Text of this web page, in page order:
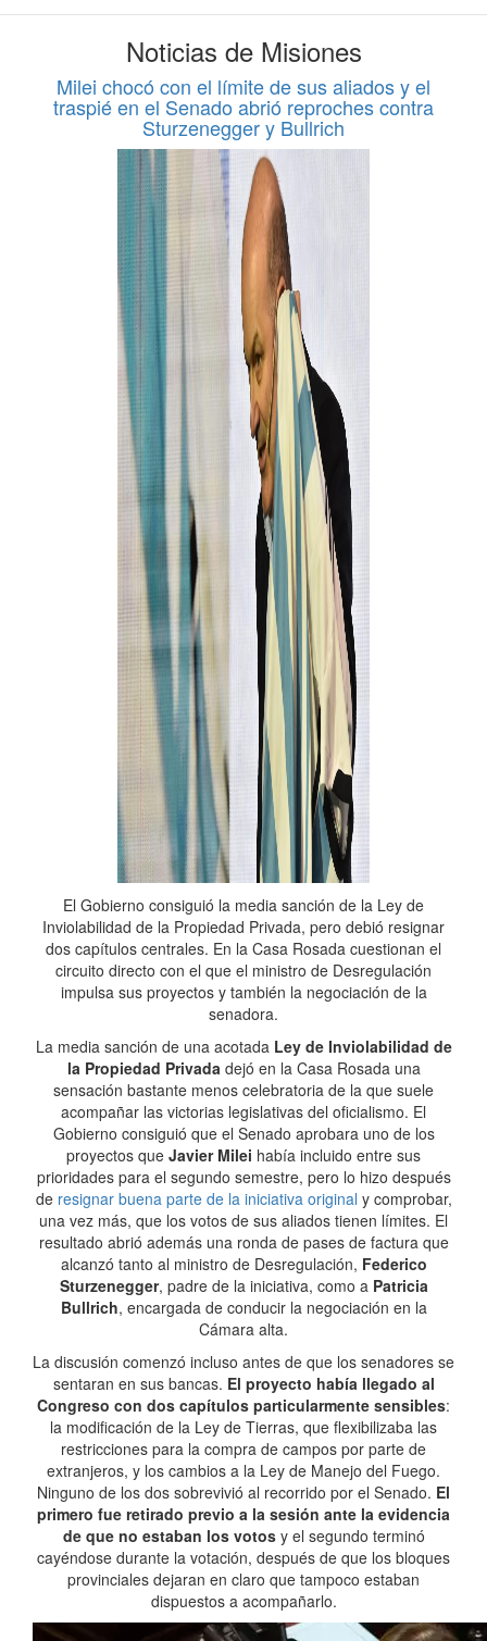
Noticias de Misiones
Milei chocó con el límite de sus aliados y el
traspié en el Senado abrió reproches contra
Sturzenegger y Bullrich
El Gobierno consiguió la media sanción de la Ley de
Inviolabilidad de la Propiedad Privada, pero debió resignar
dos capítulos centrales. En la Casa Rosada cuestionan el
circuito directo con el que el ministro de Desregulación
impulsa sus proyectos y también la negociación de la
senadora.
La media sanción de una acotada Ley de Inviolabilidad de
la Propiedad Privadadejó en la Casa Rosada una
sensación bastante menos celebratoria de la que suele
acompañar las victorias legislativas del oficialismo. El
Gobierno consiguió que el Senado aprobara uno de los
proyectos que Javier Milei había incluido entre sus
prioridades para el segundo semestre, pero lo hizo después
de resignar buena parte de la iniciativa original y comprobar,
una vez más, que los votos de sus aliados tienen límites. El
resultado abrió además una ronda de pases de factura que
alcanzó tanto al ministro de Desregulación, Federico
Sturzenegger, padre de la iniciativa, como a Patricia
Bullrich, encargada de conducir la negociación en la
Cámara alta.
La discusión comenzó incluso antes de que los senadores se
sentaran en sus bancas. El proyecto había llegado al
Congreso con dos capítulos particularmente sensibles:
la modificación de la Ley de Tierras, que flexibilizaba las
restricciones para la compra de campos por parte de
extranjeros, y los cambios a la Ley de Manejo del Fuego.
Ninguno de los dos sobrevivió al recorrido por el Senado. El
primero fue retirado previo a la sesión ante la evidencia
de que no estaban los votos y el segundo terminó
cayéndose durante la votación, después de que los bloques
provinciales dejaran en claro que tampoco estaban
dispuestos a acompañarlo.